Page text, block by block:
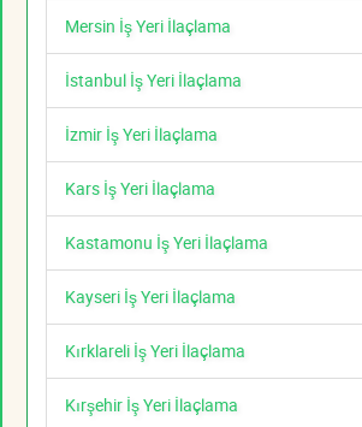
Mersin İş Yeri İlaçlama
İstanbul İş Yeri İlaçlama
İzmir İş Yeri İlaçlama
Kars İş Yeri İlaçlama
Kastamonu İş Yeri İlaçlama
Kayseri İş Yeri İlaçlama
Kırklareli İş Yeri İlaçlama
Kırşehir İş Yeri İlaçlama